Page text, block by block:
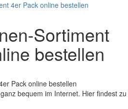
4er Pack online bestellen
Sortiment
bestellen
bequem im Internet. Hier findest zu